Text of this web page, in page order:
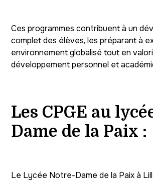
Ces programmes contribuent à un
complet des élèves, les préparant à
environnement globalisé tout en
développement personnel et
Les CPGE au
Dame de la Paix :
Le Lycée Notre-Dame de la Paix à